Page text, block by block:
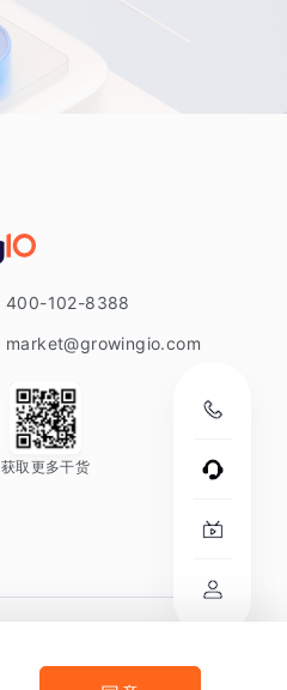
400-102-8388
market@growingio.com
获取更多干货